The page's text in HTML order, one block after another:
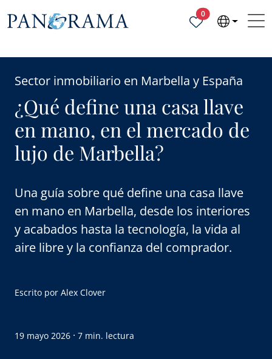
0Propiedades
Sector inmobiliario en Marbella y España
¿Qué define una casa llave
en mano, en el mercado de
lujo de Marbella?
Una guía sobre qué define una casa llave
en mano en Marbella, desde los interiores
y acabados hasta la tecnología, la vida al
aire libre y la confianza del comprador.
Escrito por Alex Clover
19 mayo 2026 · 7 min. lectura